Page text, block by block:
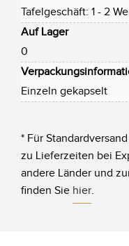
Tafelgeschäft: 1 - 2
Auf Lager
0
Einzeln gekapselt
* Für
zu Lieferzeiten bei
andere Länder und
finden Sie hier.